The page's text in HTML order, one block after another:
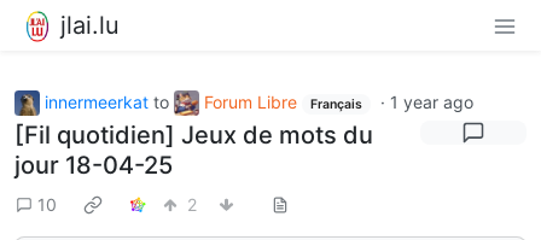
jlai.lu
innermeerkat to Forum Libre Français · 1 year ago
[Fil quotidien] Jeux de mots du
jour 18-04-25
10 2